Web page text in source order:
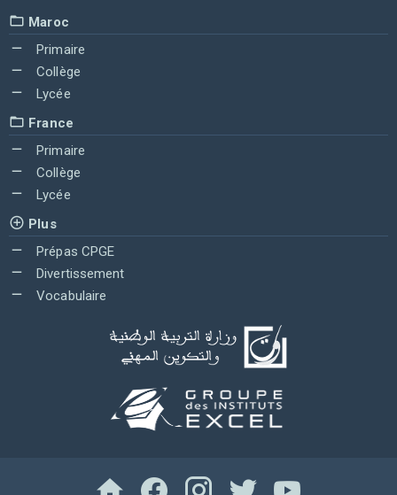
Maroc
Primaire
Collège
Lycée
France
Primaire
Collège
Lycée
Plus
Prépas CPGE
Divertissement
Vocabulaire